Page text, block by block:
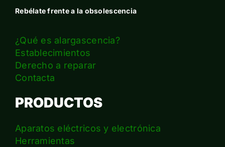
Rebélate frente a la obsolescencia
¿Qué es alargascencia?
Establecimientos
Derecho a reparar
Contacta
PRODUCTOS
Aparatos eléctricos y electrónica
Herramientas